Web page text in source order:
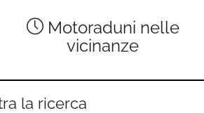
Motoraduni nelle
vicinanze
la ricerca